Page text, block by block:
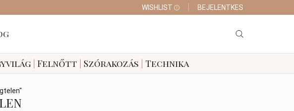
WISHLIST BEJELENTKES
| Felnőtt | Szórakozás | Technika